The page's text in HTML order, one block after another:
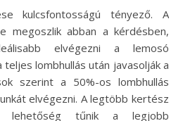
kulcsfontosságú tényező. A
megoszlik abban a kérdésben,
elvégezni a lemosó
lombhullás után javasolják a
szerint a 50%-os lombhullás
elvégezni. A legtöbb kertész
lehetőség tűnik a legjobb